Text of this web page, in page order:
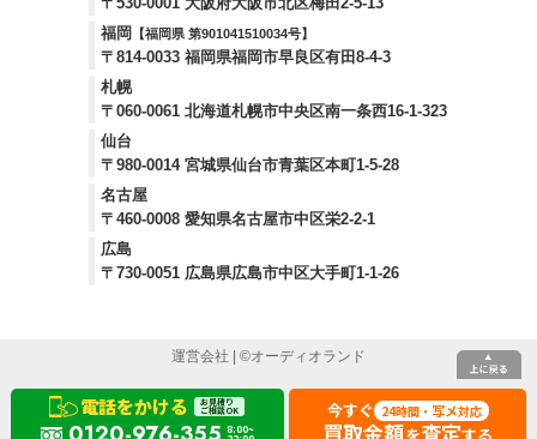
電話をかける お見積り
ご相談OK
8:00~
今すぐ 24時間・ 写メ対応
買取金額 査定
福岡
【福岡県 第901041510034号】
〒814-0033 福岡県福岡市早良区有田8-4-3
札幌
〒060-0061 北海道札幌市中央区南一条西16-1-323
仙台
〒980-0014 宮城県仙台市青葉区本町1-5-28
名古屋
〒460-0008 愛知県名古屋市中区栄2-2-1
広島
〒730-0051 広島県広島市中区大手町1-1-26
運営会社 | ©オーディオランド